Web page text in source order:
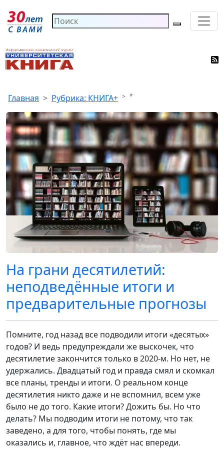
Главная Рубрика: КНИГА+ *
На грани десятилетий:
неподведённые итоги и
предварительные прогнозы
Помните, год назад все подводили итоги «десятых»
годов? И ведь предупреждали же выскочек, что
десятилетие закончится только в 2020-м. Но нет, не
удержались. Двадцатый год и правда смял и скомкал
все планы, тренды и итоги. О реальном конце
десятилетия никто даже и не вспомнил, всем уже
было не до того. Какие итоги? Дожить бы. Но что
делать? Мы подводим итоги не потому, что так
заведено, а для того, чтобы понять, где мы
оказались и, главное, что ждёт нас впереди.